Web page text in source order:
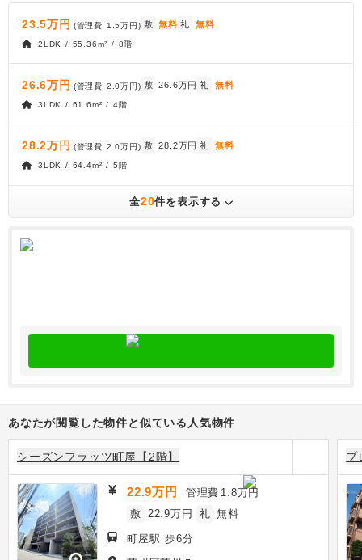
23.5万円 (管理費 1.5万円) 敷 無料 礼 無料
2LDK / 55.36m² / 8階
26.6万円 (管理費 2.0万円) 敷 26.6万円 礼 無料
3LDK / 61.6m² / 4階
28.2万円 (管理費 2.0万円) 敷 28.2万円 礼 無料
3LDK / 64.4m² / 5階
全20件を表示する
あなたが閲覧した物件と似ている人気物件
シーズンフラッツ町屋【2階】
22.9万円 管理費 1.8万円
敷
22.9万円 礼 無料
町屋駅 歩6分
プ